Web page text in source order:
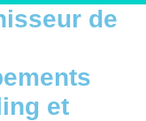
de
et